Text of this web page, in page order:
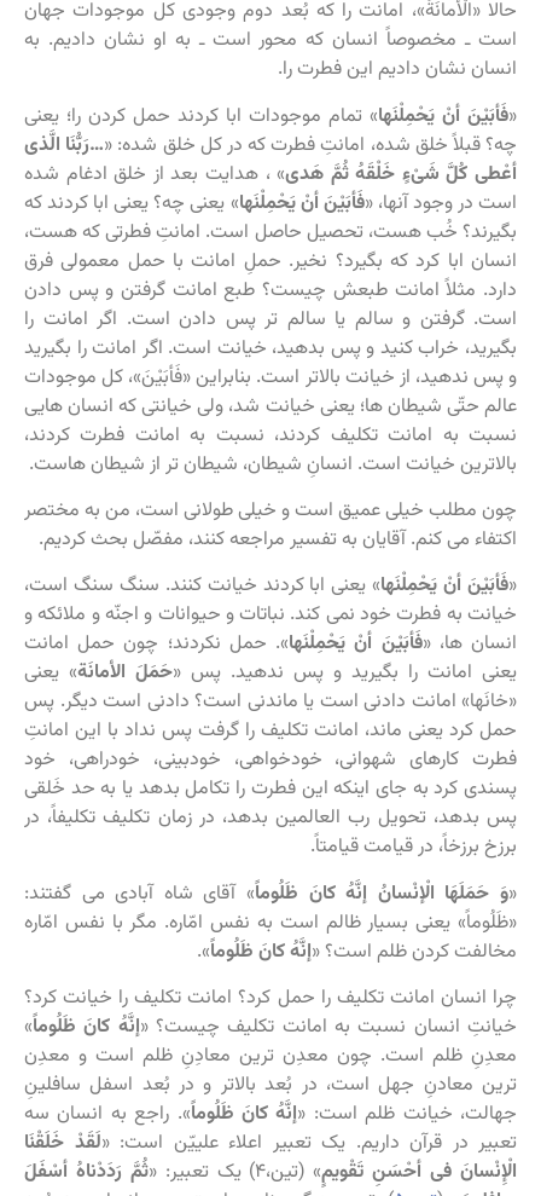
حالا «الْأمانَةَ»، امانت را که بُعد دوم وجودی کل موجودات جهان
است ـ مخصوصاً انسان که محور است ـ به او نشان دادیم. به
انسان نشان دادیم این فطرت را.
«فَأبَیْنَ أنْ یَحْمِلْنَها» تمام موجودات ابا کردند حمل کردن را؛ یعنی
چه؟ قبلاً خلق شده، امانتِ فطرت که در کل خلق شده: «…رَبُّنَا الَّذی
أعْطى‏ كُلَّ شَیْ‏ءٍ خَلْقَهُ ثُمَّ هَدى» ، هدایت بعد از خلق ادغام شده
است در وجود آنها، «فَأبَیْنَ أنْ یَحْمِلْنَها» یعنی چه؟ یعنی ابا کردند که
بگیرند؟ خُب هست، تحصیل حاصل است. امانتِ فطرتی که هست،
انسان ابا کرد که بگیرد؟ نخیر. حملِ امانت با حمل معمولی فرق
دارد. مثلاً امانت طبعش چیست؟ طبع امانت گرفتن و پس دادن
است. گرفتن و سالم یا سالم تر پس دادن است. اگر امانت را
بگیرید، خراب کنید و پس بدهید، خیانت است. اگر امانت را بگیرید
و پس ندهید، از خیانت بالاتر است. بنابراین «فَأبَیْنَ»، کل موجودات
عالم حتّی شیطان ها؛ یعنی خیانت شد، ولی خیانتی که انسان هایی
نسبت به امانت تکلیف کردند، نسبت به امانت فطرت کردند،
بالاترین خیانت است. انسانِ شیطان، شیطان تر از شیطان هاست.
چون مطلب خیلی عمیق است و خیلی طولانی است، من به مختصر
اکتفاء می کنم. آقایان به تفسیر مراجعه کنند، مفصّل بحث کردیم.
«فَأبَیْنَ أنْ یَحْمِلْنَها» یعنی ابا کردند خیانت کنند. سنگ سنگ است،
خیانت به فطرت خود نمی کند. نباتات و حیوانات و اجنّه و ملائکه و
انسان ها، «فَأبَیْنَ أنْ یَحْمِلْنَها». حمل نکردند؛ چون حمل امانت
یعنی امانت را بگیرید و پس ندهید. پس «حَمَلَ الأمانَة» یعنی
«خانَها» امانت دادنی است یا ماندنی است؟ دادنی است دیگر. پس
حمل کرد یعنی ماند، امانت تکلیف را گرفت پس نداد با این امانتِ
فطرت کارهای شهوانی، خودخواهی، خودبینی، خودراهی، خود
پسندی کرد به جای اینکه این فطرت را تکامل بدهد یا به حد خَلقی
پس بدهد، تحویل رب العالمین بدهد، در زمان تکلیف تکلیفاً، در
برزخ برزخاً، در قیامت قیامتاً.
«وَ حَمَلَهَا الْإنْسانُ إنَّهُ كانَ ظَلُوماً» آقای شاه آبادی می گفتند:
«ظَلُوماً» یعنی بسیار ظالم است به نفس امّاره. مگر با نفس امّاره
مخالفت کردن ظلم است؟ «إنَّهُ كانَ ظَلُوماً».
چرا انسان امانت تکلیف را حمل کرد؟ امانت تکلیف را خیانت کرد؟
خیانتِ انسان نسبت به امانت تکلیف چیست؟ «إنَّهُ كانَ ظَلُوماً»
معدِنِ ظلم است. چون معدِن ترین معادِنِ ظلم است و معدِن
ترین معادنِ جهل است، در بُعد بالاتر و در بُعد اسفل سافلینِ
جهالت، خیانت ظلم است: «إنَّهُ كانَ ظَلُوماً». راجع به انسان سه
تعبیر در قرآن داریم. یک تعبیر اعلاء علییّن است: «لَقَدْ خَلَقْنَا
الْإِنْسانَ فی‏ أحْسَنِ تَقْویمٍ‏» (تین،۴) یک تعبیر: «
ثُمَّ رَدَدْناهُ أسْفَلَ